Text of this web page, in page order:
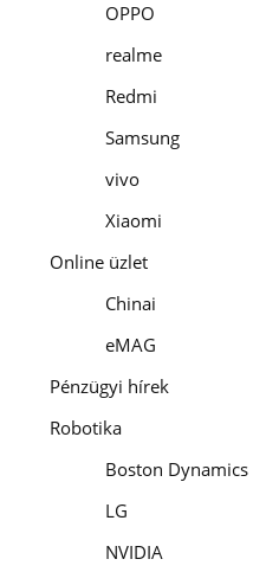
OPPO
realme
Redmi
Samsung
vivo
Xiaomi
Online üzlet
Chinai
eMAG
Pénzügyi hírek
Robotika
Boston Dynamics
LG
NVIDIA